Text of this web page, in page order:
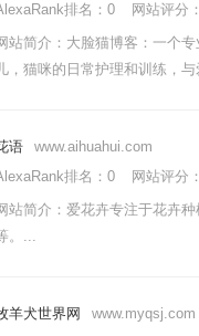
排名： 0 网站评分：
站简介：大脸猫博客：一个
，猫咪的日常护理和训练，
语
www.aihuahui.com
排名： 0 网站评分：
站简介：爱花卉专注于花卉
。...
羊犬世界网
www.myqsj.com